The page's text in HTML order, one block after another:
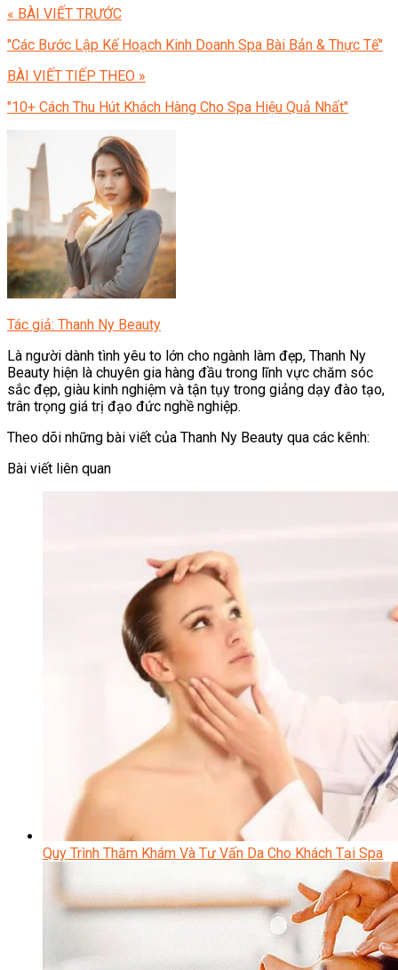
« BÀI VIẾT TRƯỚC
"Các Bước Lập Kế Hoạch Kinh Doanh Spa Bài Bản & Thực Tế"
BÀI VIẾT TIẾP THEO »
"10+ Cách Thu Hút Khách Hàng Cho Spa Hiệu Quả Nhất"
Tác giả: Thanh Ny Beauty
Là người dành tình yêu to lớn cho ngành làm đẹp, Thanh Ny
Beauty hiện là chuyên gia hàng đầu trong lĩnh vực chăm sóc
sắc đẹp, giàu kinh nghiệm và tận tụy trong giảng dạy đào tạo,
trân trọng giá trị đạo đức nghề nghiệp.
Theo dõi những bài viết của Thanh Ny Beauty qua các kênh:
Bài viết liên quan
Quy Trình Thăm Khám Và Tư Vấn Da Cho Khách Tại Spa